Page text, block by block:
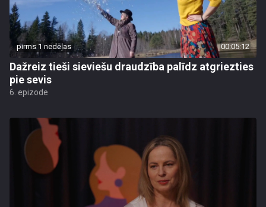
pirms 1 nedēļas 00:05:12
Dažreiz tieši sieviešu draudzība palīdz atgriezties
pie sevis
6. epizode